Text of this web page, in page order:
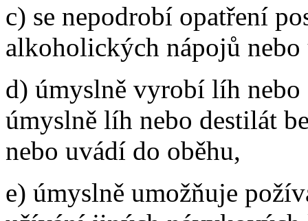
c) se nepodrobí opatření
alkoholických nápojů
d) úmyslně vyrobí líh nebo
úmyslně líh nebo destilát
nebo uvádí do oběhu,
e) úmyslně umožňuje